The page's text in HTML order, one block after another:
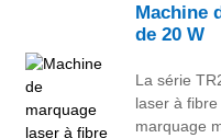
Machine
de 20 W
La série
laser à
marquage